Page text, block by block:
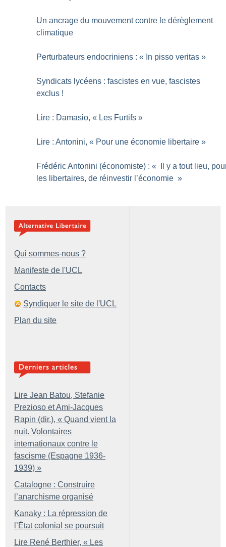
Un ancrage du mouvement contre le dérèglement
climatique
Perturbateurs endocriniens : « In pisso veritas »
Syndicats lycéens : fascistes en vue, fascistes
exclus !
Lire : Damasio, « Les Furtifs »
Lire : Antonini, « Pour une économie libertaire »
Frédéric Antonini (économiste) : «
Il y a tout lieu,
les libertaires, de réinvestir l’économie »
Qui sommes-nous ?
Manifeste de l'UCL
Contacts
Syndiquer le site de l'UCL
Plan du site
Lire Jean Batou, Stefanie
Prezioso et Ami-Jacques
Rapin (dir.), « Quand vient la
nuit. Volontaires
internationaux contre le
fascisme (Espagne 1936-
1939) »
Catalogne : Construire
l’anarchisme organisé
Kanaky : La répression de
l’État colonial se poursuit
Lire René Berthier, « Les